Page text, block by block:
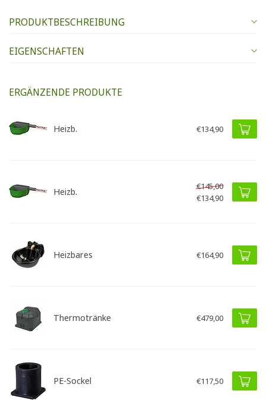
PRODUKTBESCHREIBUNG
EIGENSCHAFTEN
ERGÄNZENDE PRODUKTE
Heizb. €134,90
Heizb.
€145,00
€134,90
Heizbares €164,90
Thermotränke €479,00
PE-Sockel €117,50